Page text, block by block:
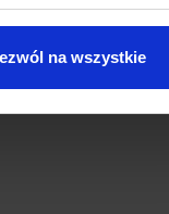
na wszystkie